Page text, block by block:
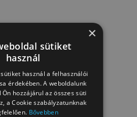
×
sütiket
használ
használ a felhasználói
érdekében. A weboldalunk
Ön hozzájárul az összes süti
a Cookie szabályzatunknak
Bővebben